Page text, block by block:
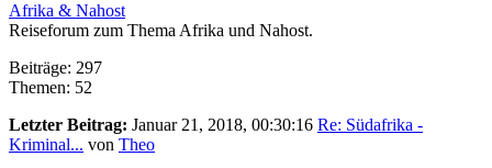
Afrika & Nahost
Reiseforum zum Thema Afrika und Nahost.
Beiträge: 297
Themen: 52
Letzter Beitrag: Januar 21, 2018, 00:30:16 Re: Südafrika -
Kriminal... von Theo